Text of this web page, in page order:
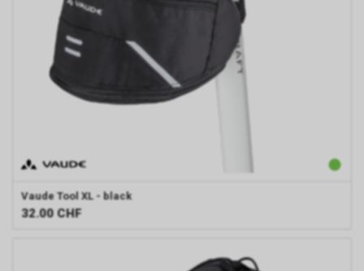
Vaude Tool XL - black
32.00 CHF